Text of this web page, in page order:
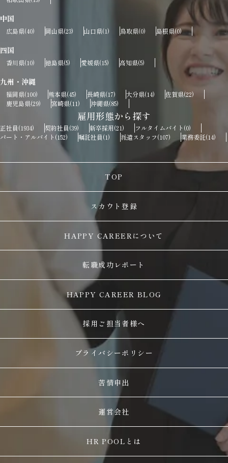
中国
広島県(40) 岡山県(23) 山口県(1) 鳥取県(0) 島根県(0)
四国
香川県(10) 徳島県(5) 愛媛県(15) 高知県(5)
九州・沖縄
福岡県(100) 熊本県(45) 長崎県(17) 大分県(14) 佐賀県(22)
鹿児島県(29) 宮崎県(11) 沖縄県(85)
雇用形態から探す
正社員(1934) 契約社員(39) 新卒採用(21) フルタイムバイト (0)
パート・アルバイト (152) 嘱託社員(1) 派遣スタッフ(107) 業務委託(14)
TOP
スカウト登録
HAPPY CAREERについて
転職成功レポート
HAPPY CAREER BLOG
採用ご担当者様へ
プライバシーポリシー
苦情申出
運営会社
HR POOLとは